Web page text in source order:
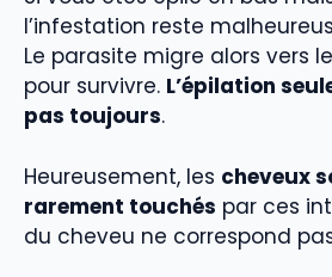
l’infestation reste
Le parasite migre alors vers
pour survivre. L’épilation
pas toujours.
Heureusement, les cheveux
rarement touchés par ces
du cheveu ne correspond